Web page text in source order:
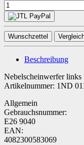
Wunschzettel
Beschreibung
Nebelscheinwerfer
Artikelnummer: 1ND
Allgemein
Gebrauchsnummer:
E26 9040
EAN:
4082300583069